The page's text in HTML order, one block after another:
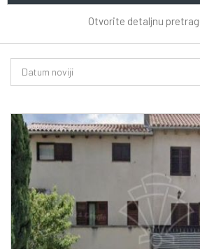
Otvorite detaljnu
Datum noviji